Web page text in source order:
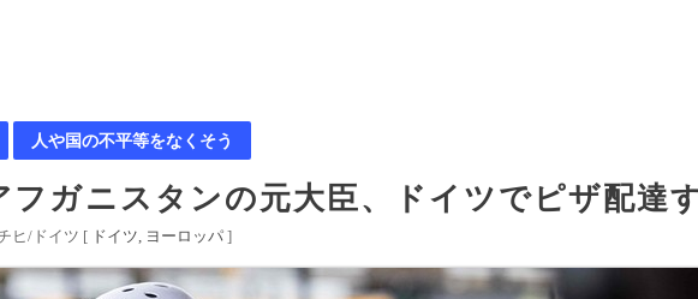
人や国の不平等をなくそう
フガニスタンの元大臣、ドイツでピザ配達
ヒ/ドイツ [ ドイツ ヨーロッパ ]